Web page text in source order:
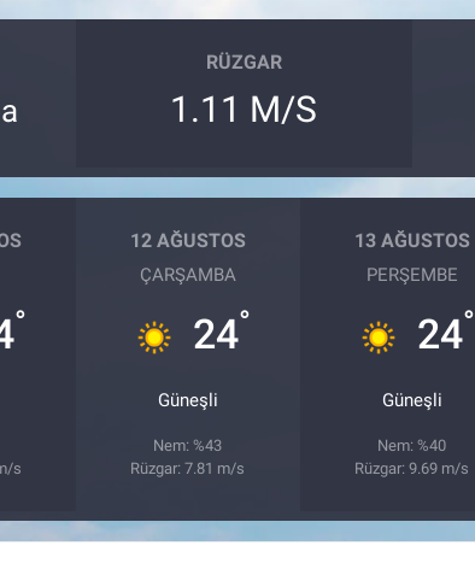
RÜZGAR
1.11 M/S
°
s
12 AĞUSTOS
ÇARŞAMBA
24°
Güneşli
Nem: %43
Rüzgar: 7.81 m/s
13 AĞUSTOS
PERŞEMBE
24°
Güneşli
Nem: %40
Rüzgar: 9.69 m/s